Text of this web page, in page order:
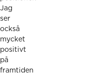
Jag
ser
också
mycket
positivt
på
framtiden